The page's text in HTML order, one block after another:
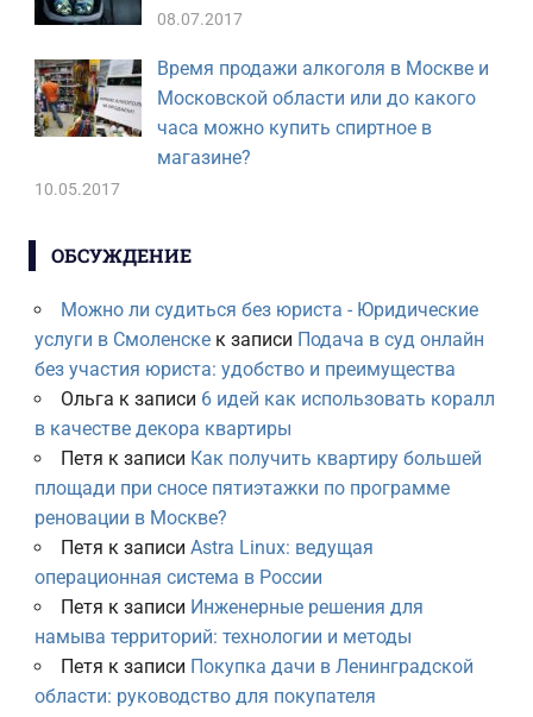
08.07.2017
Время продажи алкоголя в Москве и
Московской области или до какого
часа можно купить спиртное в
магазине?
10.05.2017
ОБСУЖДЕНИЕ
Можно ли судиться без юриста - Юридические
услуги в Смоленскек записи Подача в суд онлайн
без участия юриста: удобство и преимущества
Ольга к записи 6 идей как использовать коралл
в качестве декора квартиры
Петя к записи Как получить квартиру большей
площади при сносе пятиэтажки по программе
реновации в Москве?
Петя к записи Astra Linux: ведущая
операционная система в России
Петя к записи Инженерные решения для
намыва территорий: технологии и методы
Петя к записи Покупка дачи в Ленинградской
области: руководство для покупателя